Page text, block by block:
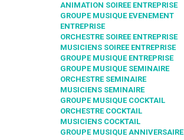
ANIMATION SOIREE ENTREPRISE
GROUPE MUSIQUE EVENEMENT
ENTREPRISE
ORCHESTRE SOIREE ENTREPRISE
MUSICIENS SOIREE ENTREPRISE
GROUPE MUSIQUE ENTREPRISE
GROUPE MUSIQUE SEMINAIRE
ORCHESTRE SEMINAIRE
MUSICIENS SEMINAIRE
GROUPE MUSIQUE COCKTAIL
ORCHESTRE COCKTAIL
MUSICIENS COCKTAIL
GROUPE MUSIQUE ANNIVERSAIRE